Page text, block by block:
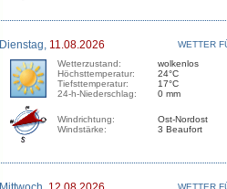
Dienstag, 11.08.2026
WETTER
Wetterzustand:
Höchsttemperatur:
Tiefsttemperatur:
24-h-Niederschlag:
wolkenlos
24°C
17°C
0 mm
Windrichtung:
Windstärke:
Ost-Nordost
3 Beaufort
WETTER